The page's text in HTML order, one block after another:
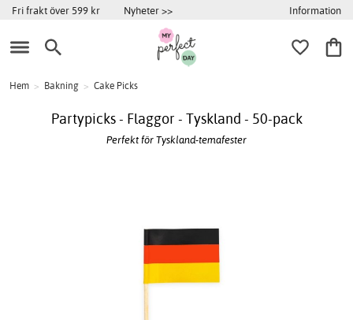
Fri frakt över 599 kr Nyheter >> Information
Hem > Bakning > Cake Picks
Partypicks - Flaggor - Tyskland - 50-pack
Perfekt för Tyskland-temafester